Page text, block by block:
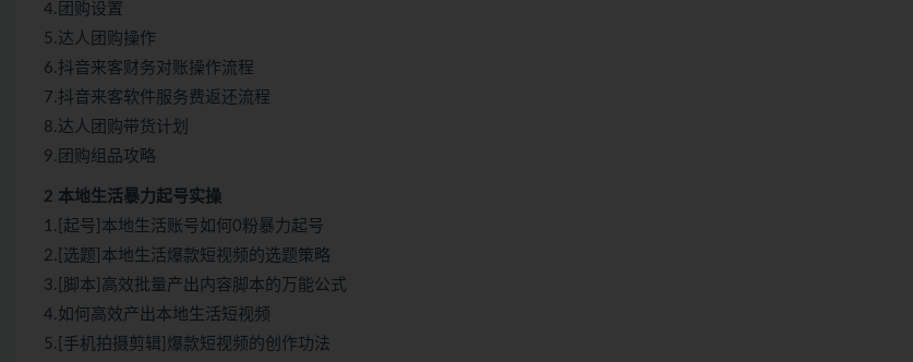
4.团购设置
5.达人团购操作
6.抖音来客财务对账操作流程
7.抖音来客软件服务费返还流程
8.达人团购带货计划
9.团购组品攻略
2 本地生活暴力起号实操
1.[起号]本地生活账号如何0粉暴力起号
2.[选题]本地生活爆款短视频的选题策略
3.[脚本]高效批量产出内容脚本的万能公式
4.如何高效产出本地生活短视频
5.[手机拍摄剪辑]爆款短视频的创作功法